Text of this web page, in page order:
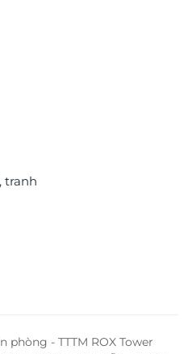
tranh
phòng - TTTM ROX Tower